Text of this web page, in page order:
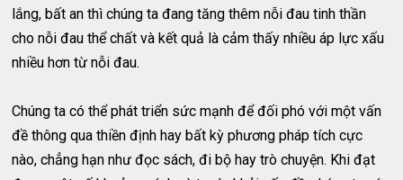
lắng, bất an thì chúng ta đang tăng thêm nỗi đau tinh thần
cho nỗi đau thể chất và kết quả là cảm thấy nhiều áp lực xấu
nhiều hơn từ nỗi đau.
Chúng ta có thể phát triển sức mạnh để đối phó với một vấn
đề thông qua thiền định hay bất kỳ phương pháp tích cực
nào, chẳng hạn như đọc sách, đi bộ hay trò chuyện. Khi đạt